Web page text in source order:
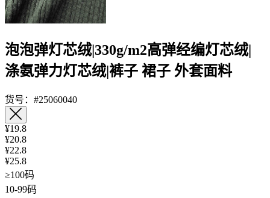
泡泡弹灯芯绒|330g/m2高弹经编灯芯绒|
涤氨弹力灯芯绒|裤子 裙子 外套面料
货号：#25060040
¥19.8
¥20.8
¥22.8
¥25.8
≥100码
10-99码